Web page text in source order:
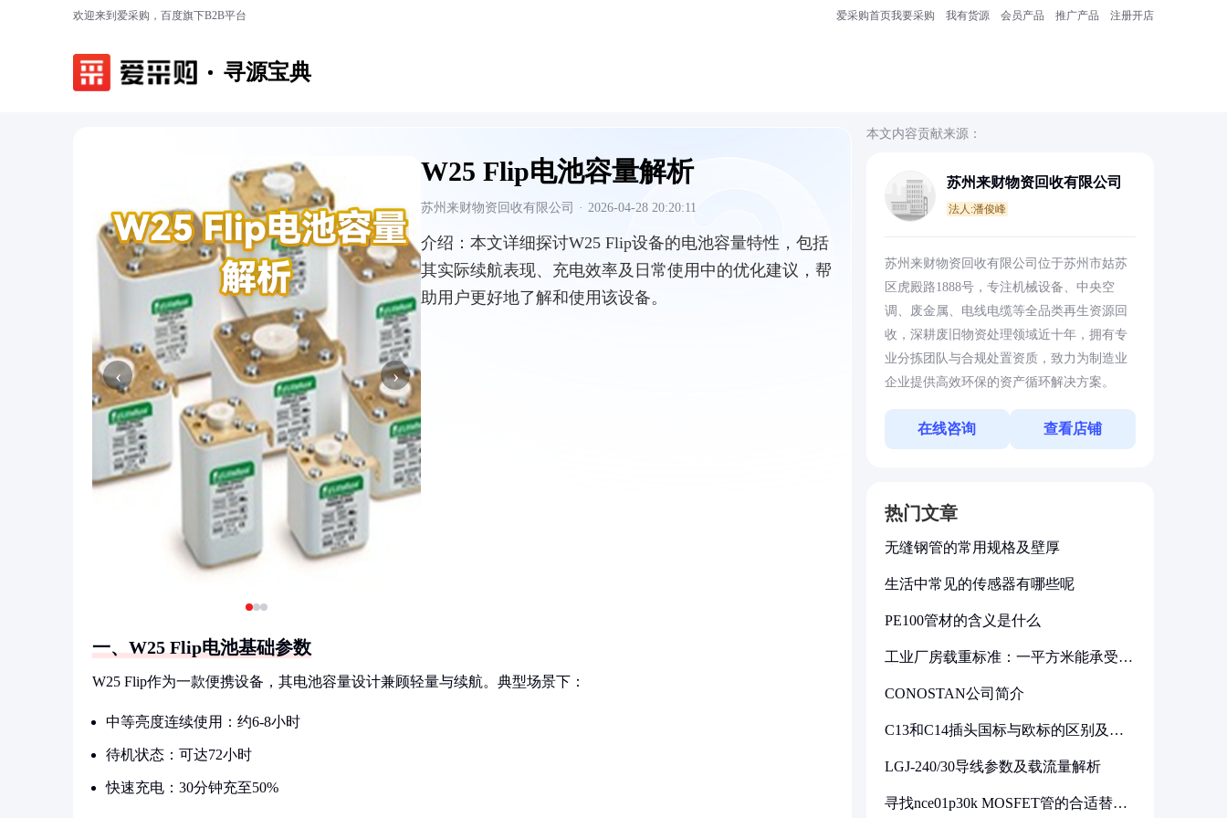
欢迎来到爱采购，百度旗下B2B平台 爱采购首页我要采购 我有货源 会员产品 推广产品 注册开店
寻源宝典
‹ ›
W25 Flip电池容量解析
苏州来财物资回收有限公司 · 2026-04-28 20:20:11
介绍： 本文详细探讨W25 Flip设备的电池容量特性，包括
其实际续航表现、充电效率及日常使用中的优化建议，帮
助用户更好地了解和使用该设备。
一、W25 Flip电池基础参数
W25 Flip作为一款便携设备，其电池容量设计兼顾轻量与续航。典型场景下：
中等亮度连续使用：约6-8小时
待机状态：可达72小时
快速充电：30分钟充至50%
本文内容贡献来源：
苏州来财物资回收有限公司
法人:潘俊峰
苏州来财物资回收有限公司位于苏州市姑苏
区虎殿路1888号，专注机械设备、中央空
调、废金属、电线电缆等全品类再生资源回
收，深耕废旧物资处理领域近十年，拥有专
业分拣团队与合规处置资质，致力为制造业
企业提供高效环保的资产循环解决方案。
在线咨询 查看店铺
热门文章
无缝钢管的常用规格及壁厚
生活中常见的传感器有哪些呢
PE100管材的含义是什么
工业厂房载重标准：一平方米能承受多
CONOSTAN公司简介
C13和C14插头国标与欧标的区别及其
LGJ-240/30导线参数及载流量解析
寻找nce01p30k MOSFET管的合适替代